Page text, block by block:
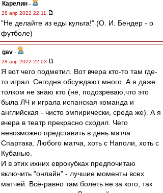
Карелин -
28 апр 2022 22:11
"Не делайте из еды культа!" (О. И. Бендер - о
футболе)
gav -
28 апр 2022 22:03
Я вот чего подметил. Вот вчера кто-то там где-
то играл. Сегодня обсуждают много. А я даже
толком не знаю кто (не, подозреваю,что это
была ЛЧ и играла испанская команда и
английская - чисто эмпирически, среда же). А я
вчера в театр прекрасно сходил. Чего
невозможно представить в день матча
Спартака. Любого матча, хоть с Наполи, хоть с
Кубанью.
И в этих ихних еврокубках предпочитаю
включить "онлайн" - лучшие моменты всех
матчей. Всё-равно там болеть не за кого, так